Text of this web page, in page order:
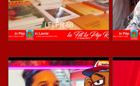
LFLPR-68